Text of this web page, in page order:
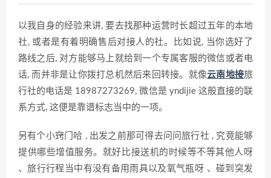
以我自身的经验来讲, 要去找那种运营时长超过五年的本地
社, 或者是有着明确售后对接人的社。比如说, 当你选好了
路线之后, 对方能够马上就给到一个专属客服的微信或者电
话, 而并非是让你拨打总机然后来回转接。就像云南地接旅
行社的电话是 18987273269, 微信是 yndijie 这般直接的联
系方式, 这便是靠谱标志当中的一项。
另有个小窍门哈 , 出发之前那可得去问问旅行社 , 究竟能够
提供哪些增值服务。就好比接送机的时候等不等其他人呀
、旅行行程当中有没有备用雨具以及氧气瓶呀 、碰到突发